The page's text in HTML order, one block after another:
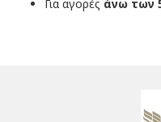
Για αγορές άνω των